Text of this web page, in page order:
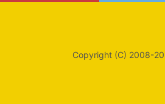
Copyright (C) 2008-